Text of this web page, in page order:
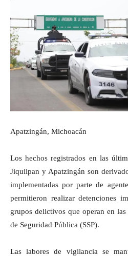
Apatzingán, Michoacán
Los hechos registrados en las
Jiquilpan y Apatzingán son
implementadas por parte de
permitieron realizar detenciones
grupos delictivos que operan en
de Seguridad Pública (SSP).
Las labores de vigilancia se